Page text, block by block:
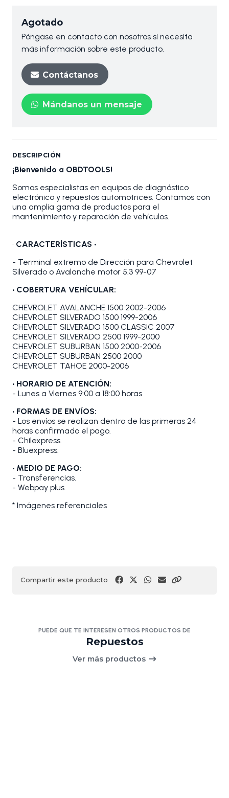
Agotado
Póngase en contacto con nosotros si necesita
más información sobre este producto.
Contáctanos
Mándanos un mensaje
DESCRIPCIÓN
¡Bienvenido a OBDTOOLS!
Somos especialistas en equipos de diagnóstico
electrónico y repuestos automotrices. Contamos con
una amplia gama de productos para el
mantenimiento y reparación de vehículos.
• CARACTERÍSTICAS •
- Terminal extremo de Dirección para Chevrolet
Silverado o Avalanche motor 5.3 99-07
• COBERTURA VEHÍCULAR:
CHEVROLET AVALANCHE 1500 2002-2006
CHEVROLET SILVERADO 1500 1999-2006
CHEVROLET SILVERADO 1500 CLASSIC 2007
CHEVROLET SILVERADO 2500 1999-2000
CHEVROLET SUBURBAN 1500 2000-2006
CHEVROLET SUBURBAN 2500 2000
CHEVROLET TAHOE 2000-2006
• HORARIO DE ATENCIÓN:
- Lunes a Viernes 9:00 a 18:00 horas.
• FORMAS DE ENVÍOS:
- Los envíos se realizan dentro de las primeras 24
horas confirmado el pago.
- Chilexpress.
- Bluexpress.
• MEDIO DE PAGO:
- Transferencias.
- Webpay plus.
* Imágenes referenciales
Compartir este producto
PUEDE QUE TE INTERESEN OTROS PRODUCTOS DE
Repuestos
Ver más productos